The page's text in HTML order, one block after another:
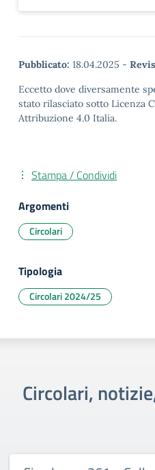
Pubblicato: 18.04.2025 -
Eccetto dove diversamente
stato rilasciato sotto Licenza
Attribuzione 4.0 Italia.
Stampa / Condividi
Argomenti
Circolari
Tipologia
Circolari 2024/25
Circolari,